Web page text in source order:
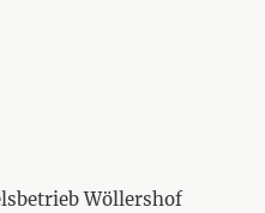
Wöllershof